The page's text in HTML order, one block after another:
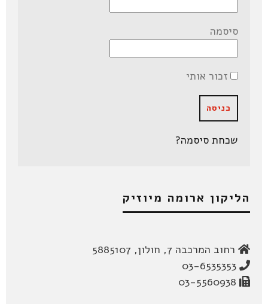
סיסמה
זכור אותי
שכחת סיסמה?
הליקון ארומה מיוזיק
רחוב המרכבה 7, חולון, 5885107